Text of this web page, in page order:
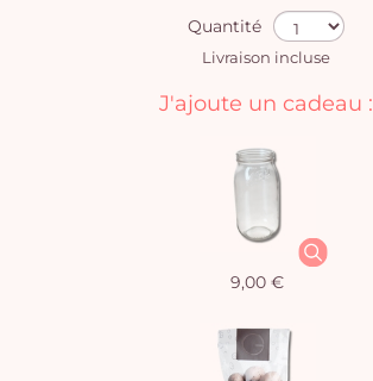
Quantité
Livraison incluse
J'ajoute un cadeau :
9,00 €